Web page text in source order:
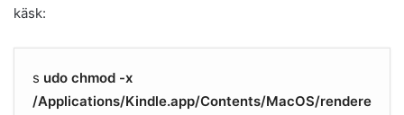
käsk:
s udo chmod -x
/Applications/Kindle.app/Contents/MacOS/rendere